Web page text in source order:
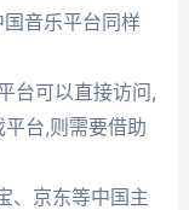
音乐平台同样
台可以直接访问,
台,则需要借助
、京东等中国主